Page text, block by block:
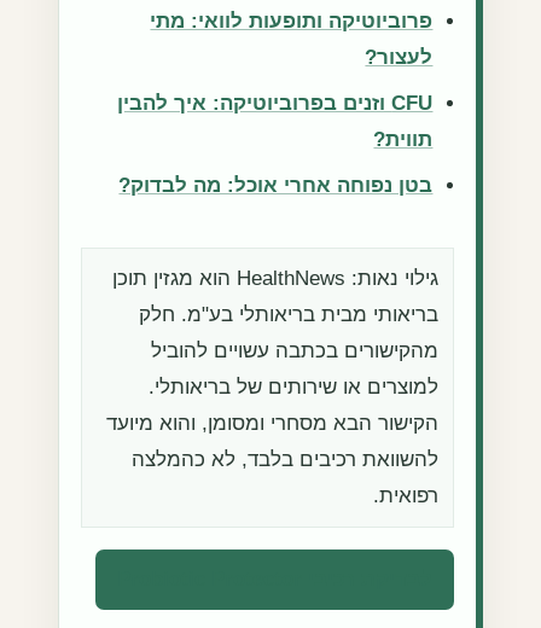
פרוביוטיקה ותופעות לוואי: מתי
לעצור?
CFU וזנים בפרוביוטיקה: איך להבין
תווית?
בטן נפוחה אחרי אוכל: מה לבדוק?
גילוי נאות: HealthNews הוא מגזין תוכן
בריאותי מבית בריאותלי בע"מ. חלק
מהקישורים בכתבה עשויים להוביל
למוצרים או שירותים של בריאותלי.
הקישור הבא מסחרי ומסומן, והוא מיועד
להשוואת רכיבים בלבד, לא כהמלצה
רפואית.